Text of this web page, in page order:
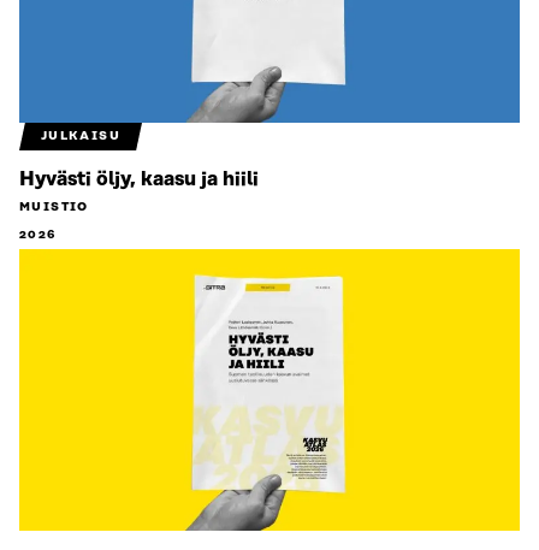
JULKAISU
Hyvästi öljy, kaasu ja hiili
MUISTIO
2026